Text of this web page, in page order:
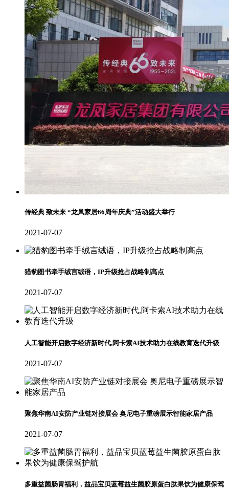
传经典 致未来 “龙凤家居66周年庆典”活动盛大举行
2021-07-07
猎豹图书牵手绒言绒语，IP升级抢占战略制高点
2021-07-07
人工智能开启数字经济新时代,阿卡索AI技术助力在线教育迭代升级
2021-07-07
聚焦华南AI安防产业链对接展会 奥尼电子重磅展示智能家居产品
2021-07-07
多重益菌肠胃福利，益品宝贝蓝莓益生菌胶原蛋白肽果饮为健康保驾